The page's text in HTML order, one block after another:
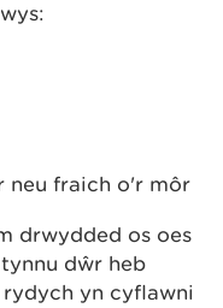
neu fraich o'r môr
drwydded os oes
dŵr heb
yn cyflawni